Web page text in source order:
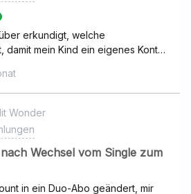
erkundigt, welche
mein Kind ein eigenes Konto
ich über Deezer duo gestolpert.
statt 1 Monat gratis testen, 3
ich aber auf Jahresabo
Gesamtbetrag deutlich höher. Ich
lamgjahrigen Deezer (Family)
erst noch relativ neu mein
Trotzdem fände ich das natürlich
Kundin für mein Kind auch
Wonder
Wechsel vom Single zum
in ein Duo-Abo geändert, mir